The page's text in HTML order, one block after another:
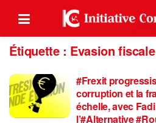
Étiquette : Evasion fiscale
#Frexit
corruption et la
échelle, avec
l’#Alternative